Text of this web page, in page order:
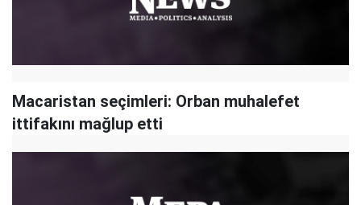
Macaristan seçimleri: Orban muhalefet
ittifakını mağlup etti